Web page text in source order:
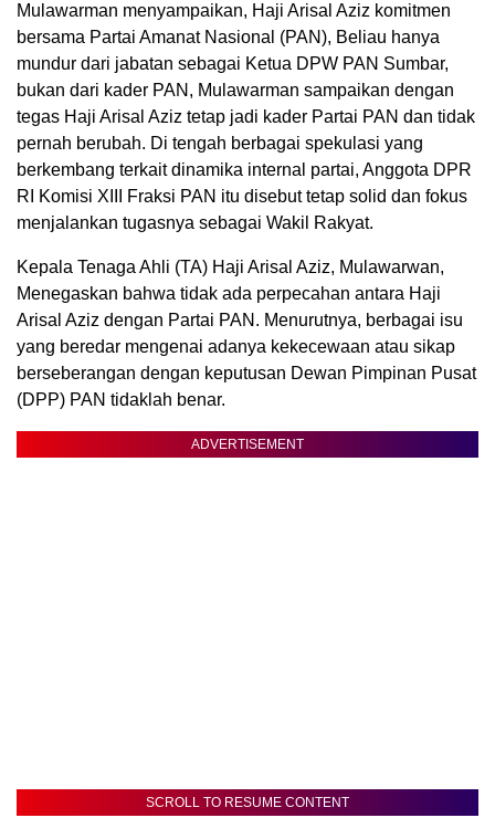
Mulawarman menyampaikan, Haji Arisal Aziz komitmen
bersama Partai Amanat Nasional (PAN), Beliau hanya
mundur dari jabatan sebagai Ketua DPW PAN Sumbar,
bukan dari kader PAN, Mulawarman sampaikan dengan
tegas Haji Arisal Aziz tetap jadi kader Partai PAN dan tidak
pernah berubah. Di tengah berbagai spekulasi yang
berkembang terkait dinamika internal partai, Anggota DPR
RI Komisi XIII Fraksi PAN itu disebut tetap solid dan fokus
menjalankan tugasnya sebagai Wakil Rakyat.
Kepala Tenaga Ahli (TA) Haji Arisal Aziz, Mulawarwan,
Menegaskan bahwa tidak ada perpecahan antara Haji
Arisal Aziz dengan Partai PAN. Menurutnya, berbagai isu
yang beredar mengenai adanya kekecewaan atau sikap
berseberangan dengan keputusan Dewan Pimpinan Pusat
(DPP) PAN tidaklah benar.
ADVERTISEMENT
SCROLL TO RESUME CONTENT